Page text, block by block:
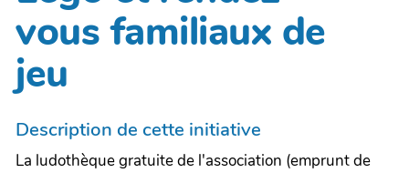
vous familiaux de
jeu
Description de cette initiative
La ludothèque gratuite de l'association (emprunt de